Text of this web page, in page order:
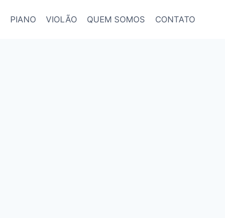
PIANO VIOLÃO QUEM SOMOS CONTATO